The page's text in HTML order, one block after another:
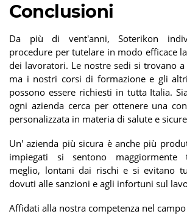
Conclusioni
Da più di vent'anni, Soterikon
procedure per tutelare in modo efficace
dei lavoratori. Le nostre sedi si trovano
ma i nostri corsi di formazione e gli
possono essere richiesti in tutta Italia.
ogni azienda cerca per ottenere una
personalizzata in materia di salute e
Un' azienda più sicura è anche più
impiegati si sentono maggiormente
meglio, lontani dai rischi e si evitano
dovuti alle sanzioni e agli infortuni sul
Affidati alla nostra competenza nel